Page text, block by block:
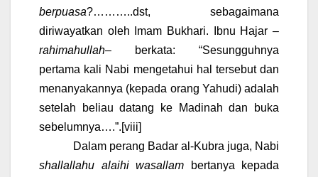
berpuasa?………..dst, sebagaimana
diriwayatkan oleh Imam Bukhari. Ibnu Hajar –
rahimahullah– berkata: “Sesungguhnya
pertama kali Nabi mengetahui hal tersebut dan
menanyakannya (kepada orang Yahudi) adalah
setelah beliau datang ke Madinah dan buka
sebelumnya….”.[viii]
Dalam perang Badar al-Kubra juga, Nabi
shallallahu alaihi wasallam bertanya kepada